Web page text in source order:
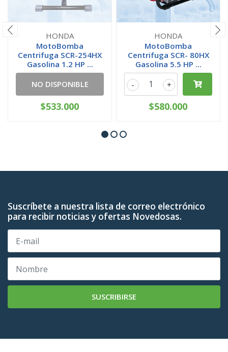
HONDA
MotoBomba
Centrifuga SCR-254HX
Gasolina 1.2 HP ...
NO DISPONIBLE
$533.000
HONDA
MotoBomba
Centrifuga SCR- 80HX
Gasolina 5.5 HP ...
+
-
$580.000
Suscríbete a nuestra lista de correo electrónico
para recibir noticias y ofertas Novedosas.
SUSCRIBIRSE